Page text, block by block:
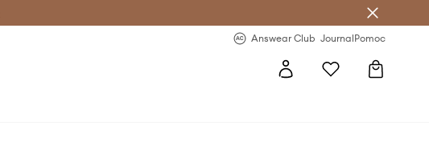
Answear Club JournalPomoc